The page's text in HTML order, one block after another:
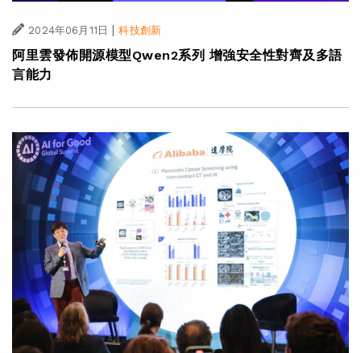
2024年06月11日 | 科技創新
阿里雲發佈開源模型Qwen2系列 增強安全性對齊及多語
言能力